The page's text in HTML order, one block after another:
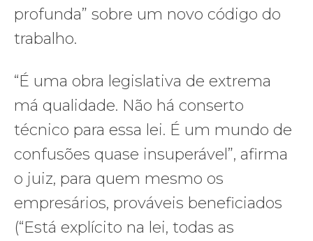
profunda” sobre um novo código do
trabalho.
“É uma obra legislativa de extrema
má qualidade. Não há conserto
técnico para essa lei. É um mundo de
confusões quase insuperável”, afirma
o juiz, para quem mesmo os
empresários, prováveis beneficiados
(“Está explícito na lei, todas as